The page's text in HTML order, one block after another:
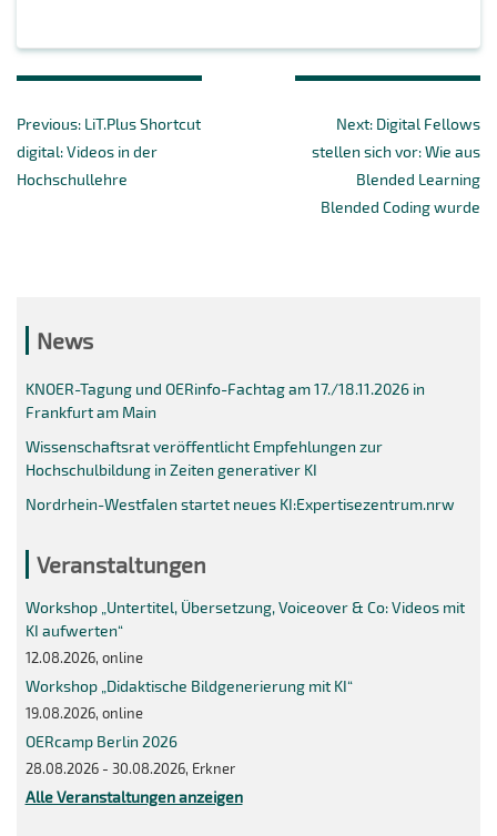
Previous: Previous
post:
LiT.Plus Shortcut
digital: Videos in der
Hochschullehre
Next: Next
post:
Digital Fellows
stellen sich vor: Wie aus
Blended Learning
Blended Coding wurde
News
KNOER-Tagung und OERinfo-Fachtag am 17./18.11.2026 in
Frankfurt am Main
Wissenschaftsrat veröffentlicht Empfehlungen zur
Hochschulbildung in Zeiten generativer KI
Nordrhein-Westfalen startet neues KI:Expertisezentrum.nrw
Veranstaltungen
Workshop „Untertitel, Übersetzung, Voiceover & Co: Videos mit
KI aufwerten“
12.08.2026, online
Workshop „Didaktische Bildgenerierung mit KI“
19.08.2026, online
OERcamp Berlin 2026
28.08.2026 - 30.08.2026, Erkner
Alle Veranstaltungen anzeigen